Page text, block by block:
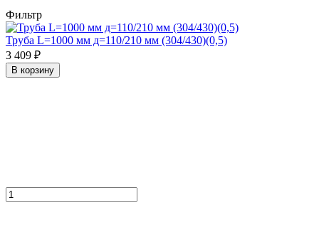
Фильтр
Труба L=1000 мм д=110/210 мм (304/430)(0,5)
3 409 ₽
В корзину